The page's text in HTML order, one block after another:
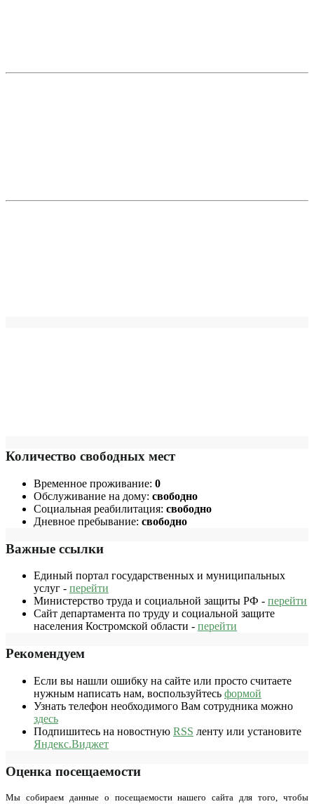
Количество свободных мест
Временное проживание: 0
Обслуживание на дому: свободно
Социальная реабилитация: свободно
Дневное пребывание: свободно
Важные ссылки
Единый портал государственных и муниципальных
услуг - перейти
Министерство труда и социальной защиты РФ - перейти
Сайт департамента по труду и социальной защите
населения Костромской области - перейти
Рекомендуем
Если вы нашли ошибку на сайте или просто считаете
нужным написать нам, воспользуйтесь формой
Узнать телефон необходимого Вам сотрудника можно
здесь
Подпишитесь на новостную RSS ленту или установите
Яндекс.Виджет
Оценка посещаемости
Мы собираем данные о посещаемости нашего сайта для того, чтобы